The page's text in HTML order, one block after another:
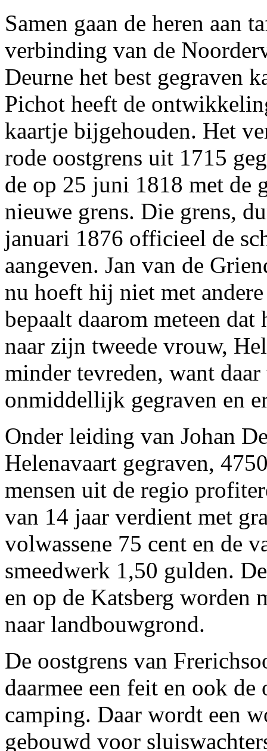
Samen gaan de heren aan
verbinding van de
Deurne het best gegraven
Pichot heeft de
kaartje bijgehouden. Het
rode oostgrens uit 1715
de op 25 juni 1818 met de
nieuwe grens. Die grens,
januari 1876 officieel de
aangeven. Jan van de
nu hoeft hij niet met
bepaalt daarom meteen
naar zijn tweede vrouw,
minder tevreden, want
onmiddellijk gegraven en
Onder leiding van Johan
Helenavaart gegraven,
mensen uit de regio
van 14 jaar verdient met
volwassene 75 cent en de
smeedwerk 1,50 gulden.
en op de Katsberg worden
naar landbouwgrond.
De oostgrens van
daarmee een feit en ook
camping. Daar wordt een
gebouwd voor